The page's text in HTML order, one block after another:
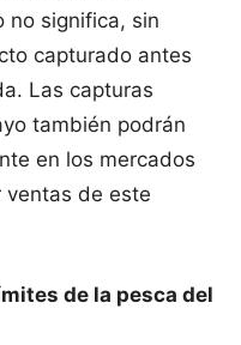
no significa, sin
capturado antes
Las capturas
también podrán
en los mercados
ventas de este
de la pesca del